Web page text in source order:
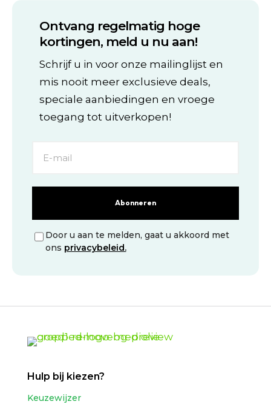
Deze
optie
gekozen
worden
productpagina
Deze
optie
kan
gekozen
worden
op
de
productpagina
Ontvang regelmatig hoge
kortingen, meld u nu aan!
Schrijf u in voor onze mailinglijst en
mis nooit meer exclusieve deals,
speciale aanbiedingen en vroege
toegang tot uitverkopen!
Abonneren
Door u aan te melden, gaat u akkoord met
ons privacybeleid.
Hulp bij kiezen?
Keuzewijzer